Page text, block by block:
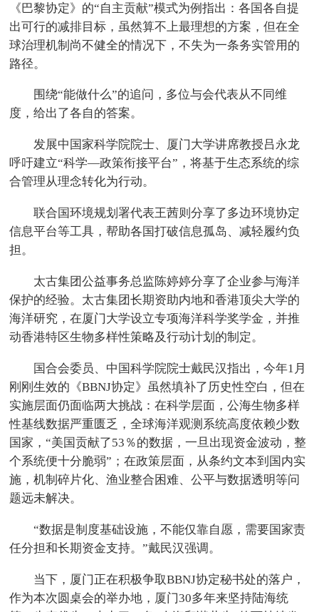
《巴黎协定》的“自主贡献”模式为例指出：各国各自提
出可行的减排目标，虽然算不上最理想的方案，但在全
球治理机制尚不健全的情况下，不失为一条务实管用的
路径。
围绕“能做什么”的追问，多位与会代表从不同维
度，给出了各自的答案。
发展中国家科学院院士、厦门大学讲席教授吕永龙
呼吁建立“科学—政策衔接平台”，将基于生态系统的综
合管理从理念转化为行动。
联合国环境规划署代表王茜则分享了多边环境协定
信息平台等工具，帮助各国打破信息孤岛、减轻履约负
担。
太古集团公益事务总监陈婷婷分享了企业参与海洋
保护的经验。太古集团长期资助内地和香港顶尖大学的
海洋研究，在厦门大学设立专项海洋科学奖学金，并推
动香港特区生物多样性策略及行动计划的制定。
国合会委员、中国科学院院士戴民汉指出，今年1月
刚刚生效的《BBNJ协定》虽然填补了历史性空白，但在
实施层面仍面临两大挑战：在科学层面，公海生物多样
性基线数据严重匮乏，全球海洋观测系统高度依赖少数
国家，“美国贡献了53％的数据，一旦出现资金波动，整
个系统便十分脆弱”；在政策层面，从条约文本到国内实
施，机制碎片化、渔业整合困难、公平与数据透明等问
题远未解决。
“数据是制度基础设施，不能仅靠自愿，需要国家责
任分担和长期资金支持。”戴民汉强调。
当下，厦门正在积极争取BBNJ协定秘书处的落户，
作为本次圆桌会的举办地，厦门30多年来坚持陆海统